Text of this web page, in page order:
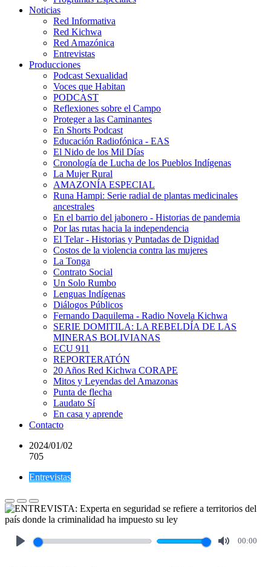
Noticias
Red Informativa
Red Kichwa
Red Amazónica
Entrevistas
Producciones
Podcast Sexualidad
Voces que Habitan
PODCAST
Reflexiones sobre el Campo
Proteger a las Caminantes
En Shorts Podcast
Educación Radiofónica - EAS
El Nido de los Mil Días
Cronología de Lucha de los Pueblos Indígenas
La Mujer Rural
AMAZONÍA ESPECIAL
Runa Hampi: Serie radial de plantas medicinales
ancestrales
En el barrio del jabonero - Historias de pandemia
Por las rutas hacia la independencia
El Telar - Historias y Puntadas de Dignidad
Costos de la violencia contra las mujeres
La Tonga
Contrato Social
Un Solo Rumbo
Lenguas Indígenas
Diálogos Públicos
Fernando Daquilema - Radio Novela Kichwa
SERIE DOMITILA: LA REBELDÍA DE LAS
MINERAS BOLIVIANAS
ECU 911
REPORTERATÓN
20 Años Red Kichwa CORAPE
Mitos y Leyendas del Amazonas
Punta de flecha
Laudato Sí
En casa y aprende
Contacto
2024/01/02
705
Entrevistas
00:00